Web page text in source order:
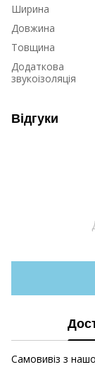
Ширина
Довжина
Товщина
Додаткова
звукоізоляція
Відгуки
Самовивіз з